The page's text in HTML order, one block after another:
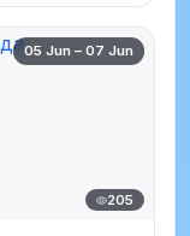
05 Jun – 07 Jun
205